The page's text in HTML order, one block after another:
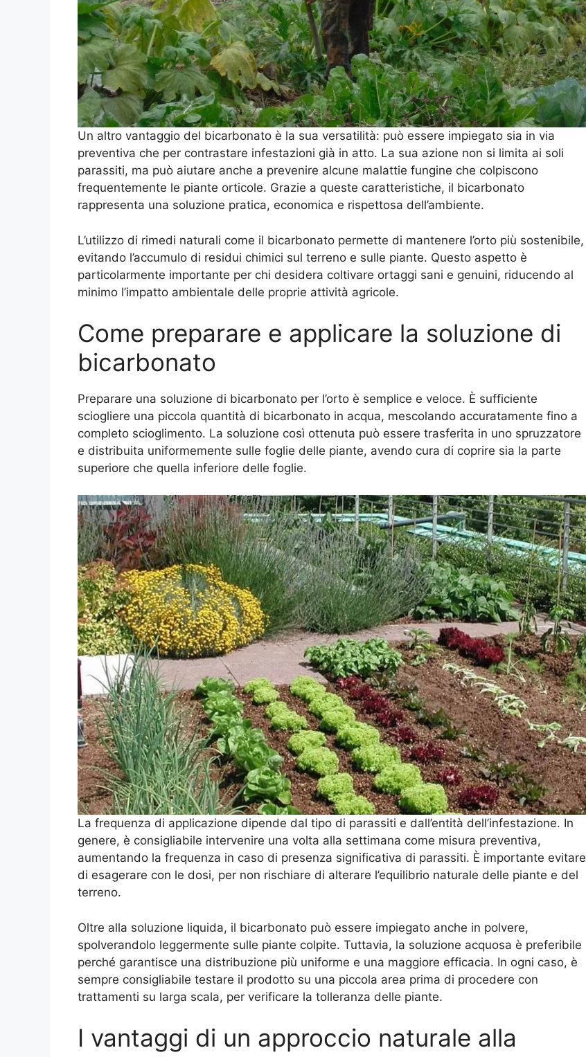
Un altro vantaggio del bicarbonato è la sua versatilità: può essere impiegato sia in via
preventiva che per contrastare infestazioni già in atto. La sua azione non si limita ai soli
parassiti, ma può aiutare anche a prevenire alcune malattie fungine che colpiscono
frequentemente le piante orticole. Grazie a queste caratteristiche, il bicarbonato
rappresenta una soluzione pratica, economica e rispettosa dell’ambiente.
L’utilizzo di rimedi naturali come il bicarbonato permette di mantenere l’orto più sostenibile,
evitando l’accumulo di residui chimici sul terreno e sulle piante. Questo aspetto è
particolarmente importante per chi desidera coltivare ortaggi sani e genuini, riducendo al
minimo l’impatto ambientale delle proprie attività agricole.
Come preparare e applicare la soluzione di
bicarbonato
Preparare una soluzione di bicarbonato per l’orto è semplice e veloce. È sufficiente
sciogliere una piccola quantità di bicarbonato in acqua, mescolando accuratamente fino a
completo scioglimento. La soluzione così ottenuta può essere trasferita in uno spruzzatore
e distribuita uniformemente sulle foglie delle piante, avendo cura di coprire sia la parte
superiore che quella inferiore delle foglie.
La frequenza di applicazione dipende dal tipo di parassiti e dall’entità dell’infestazione. In
genere, è consigliabile intervenire una volta alla settimana come misura preventiva,
aumentando la frequenza in caso di presenza significativa di parassiti. È importante evitare
di esagerare con le dosi, per non rischiare di alterare l’equilibrio naturale delle piante e del
terreno.
Oltre alla soluzione liquida, il bicarbonato può essere impiegato anche in polvere,
spolverandolo leggermente sulle piante colpite. Tuttavia, la soluzione acquosa è preferibile
perché garantisce una distribuzione più uniforme e una maggiore efficacia. In ogni caso, è
sempre consigliabile testare il prodotto su una piccola area prima di procedere con
trattamenti su larga scala, per verificare la tolleranza delle piante.
I vantaggi di un approccio naturale alla